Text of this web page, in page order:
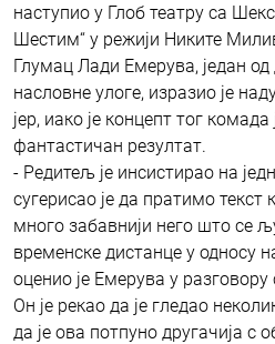
наступио у Глоб театру са
Шестим“ у режији Никите
Глумац Лади Емерува, један од
насловне улоге, изразио је
јер, иако је концепт тог
фантастичан резултат.
- Редитељ је инсистирао на
сугерисао је да пратимо текст
много забавнији него што се
временске дистанце у односу
оценио је Емерува у
Он је рекао да је гледао
да је ова потпуно другачија с